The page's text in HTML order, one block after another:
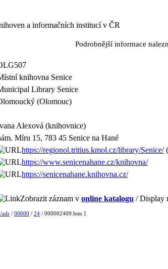
a informačních institucí v ČR
Podrobnější informace
knihovna Senice
Library Senice
(Olomouc)
Alexová (knihovnice)
Míru 15, 783 45 Senice na Hané
https://regionol.tritius.kmol.cz/library/Senice/
https://www.senicenahane.cz/knihovna/
https://senicenahane.knihovna.cz/
Zobrazit záznam v online katalogu / Display
adr / 00000 / 24 / 000002409.htm ]